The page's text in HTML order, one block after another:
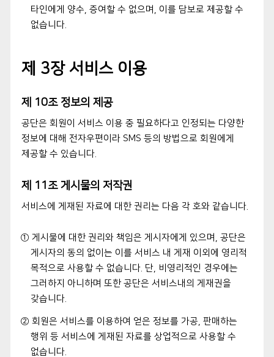
타인에게 양수, 증여할 수 없으며, 이를 담보로 제공할 수
없습니다.
제 3장 서비스 이용
제 10조 정보의 제공
공단은 회원이 서비스 이용 중 필요하다고 인정되는 다양한
정보에 대해 전자우편이라 SMS 등의 방법으로 회원에게
제공할 수 있습니다.
제 11조 게시물의 저작권
서비스에 게재된 자료에 대한 권리는 다음 각 호와 같습니다.
① 게시물에 대한 권리와 책임은 게시자에게 있으며, 공단은
게시자의 동의 없이는 이를 서비스 내 게재 이외에 영리적
목적으로 사용할 수 없습니다. 단, 비영리적인 경우에는
그러하지 아니하며 또한 공단은 서비스내의 게재권을
갖습니다.
② 회원은 서비스를 이용하여 얻은 정보를 가공, 판매하는
행위 등 서비스에 게재된 자료를 상업적으로 사용할 수
없습니다.